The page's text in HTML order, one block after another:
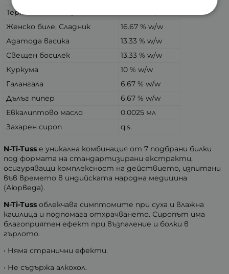
Терминалия белерика
Женско биле, Сладник
16.67 % w/w
Адатода васика
13.33 % w/w
Свещен босилек
13.33 % w/w
Куркума
10 % w/w
Галангала
6.67 % w/w
Дълъг пипер
6.67 % w/w
Евкалиптово масло
0.0025 мл
Захарен сироп
q.s.
N-Ti-Tuss е уникална комбинация от 7 подбрани билки
под формата на стандартизирани екстракти,
осигуряващи комплексност на действието, изпитани
във времето в индийската народна медицина
(Аюрведа).
N-Ti-Tuss облекчава симптомите при суха и влажна
кашлица и подпомага отхрачването. Сиропът има
благоприятен ефект при възпаление и болки в
гърлото.
• Няма странични ефекти.
• Не съдържа алкохол.